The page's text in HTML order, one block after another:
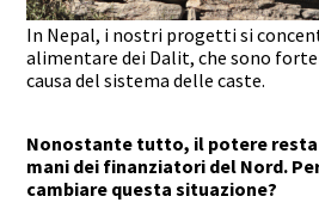
In Nepal, i nostri progetti si
alimentare dei Dalit, che sono
causa del sistema delle caste.
Nonostante tutto, il potere
mani dei finanziatori del Nord.
cambiare questa situazione?